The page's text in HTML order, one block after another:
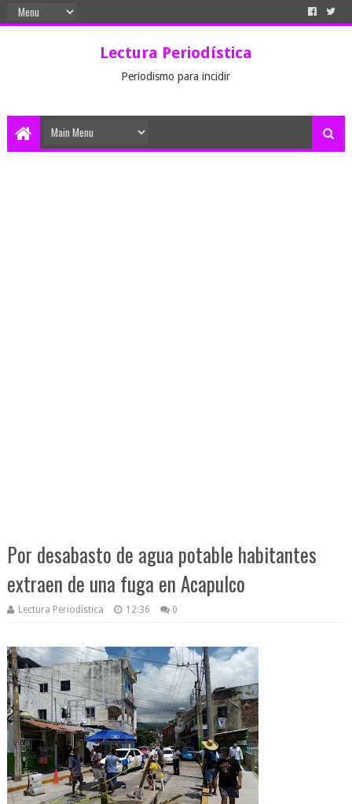
Lectura Periodística
Periodismo para incidir
Por desabasto de agua potable habitantes
extraen de una fuga en Acapulco
Lectura Periodística 12:36 0